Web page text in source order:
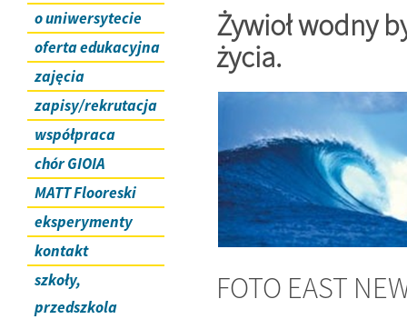
o uniwersytecie
oferta edukacyjna
zajęcia
zapisy/rekrutacja
współpraca
chór GIOIA
MATT Flooreski
eksperymenty
kontakt
szkoły,
przedszkola
Żywioł wodny
życia.
FOTO EAST